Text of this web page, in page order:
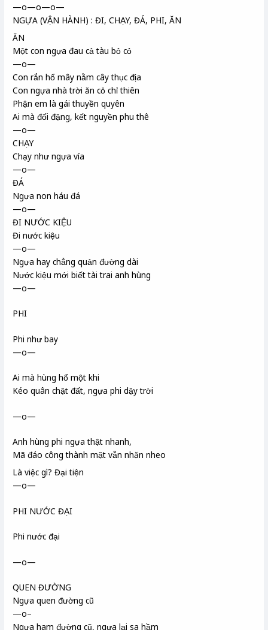
—o—o—o—
NGỰA (VẬN HÀNH) : ĐI, CHẠY, ĐÁ, PHI, ĂN
ĂN
Một con ngựa đau cả tàu bỏ cỏ
—o—
Con rắn hổ mây nằm cây thục địa
Con ngựa nhà trời ăn cỏ chỉ thiên
Phận em là gái thuyền quyên
Ai mà đối đặng, kết nguyền phu thê
—o—
CHẠY
Chạy như ngựa vía
—o—
ĐÁ
Ngựa non háu đá
—o—
ĐI NƯỚC KIỆU
Đi nước kiệu
—o—
Ngựa hay chẳng quản đường dài
Nước kiệu mới biết tài trai anh hùng
—o—
PHI
Phi như bay
—o—
Ai mà hùng hổ một khi
Kéo quân chật đất, ngựa phi dậy trời
—o—
Anh hùng phi ngựa thật nhanh,
Mã đáo công thành mặt vẫn nhăn nheo
Là việc gì? Đại tiện
—o—
PHI NƯỚC ĐẠI
Phi nước đại
—o—
QUEN ĐƯỜNG
Ngựa quen đường cũ
—o–
Ngựa ham đường cũ, ngựa lại sa hầm